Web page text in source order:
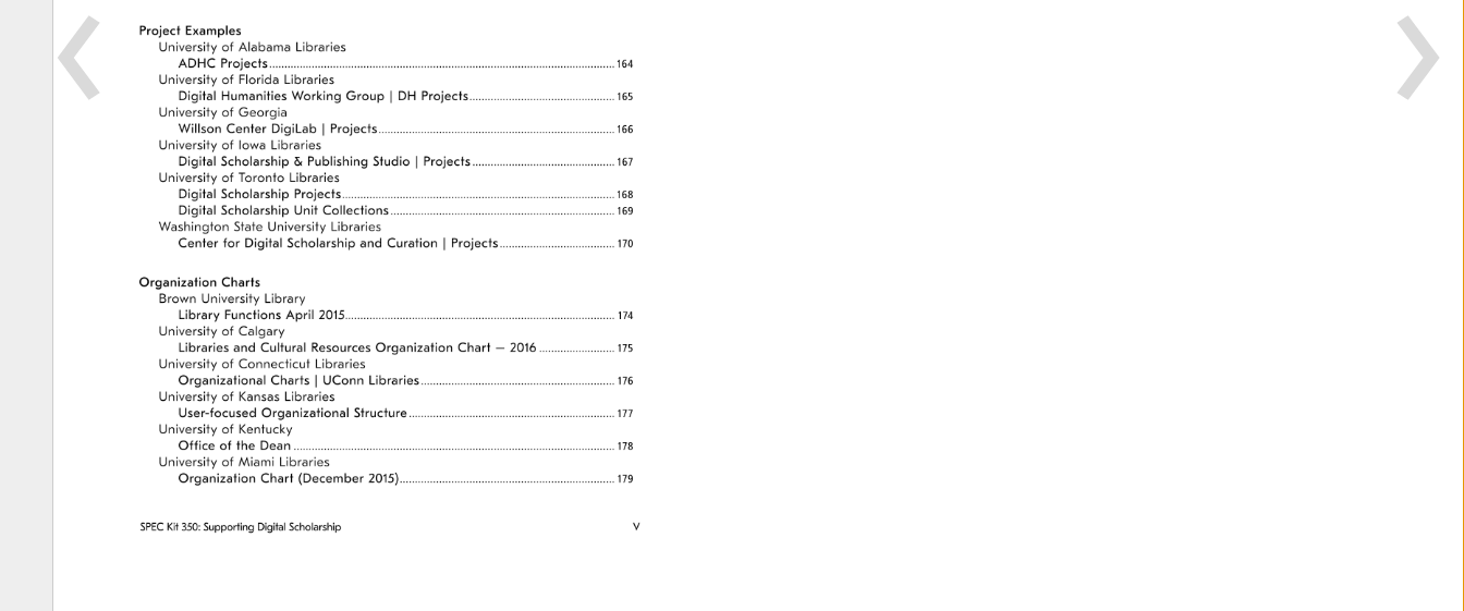
V
SPEC Kit 350: Supporting Digital Scholarship
Project Examples
University of Alabama Libraries
ADHC Projects 164
University of Florida Libraries
Digital Humanities Working Group DH Projects ������������������������������������������������
165
University of Georgia
Willson Center DigiLab Projects ������������������������������������������������������������������������������
166
University of Iowa Libraries
Digital Scholarship Publishing Studio Projects �����������������������������������������������
167
University of Toronto Libraries
Digital Scholarship Projects ������������������������������������������������������������������������������������������
168
Digital Scholarship Unit Collections ��������������������������������������������������������������������������
169
Washington State University Libraries
Center for Digital Scholarship and Curation Projects ��������������������������������������
170
Organization Charts
Brown University Library
Library Functions April 2015 �����������������������������������������������������������������������������������������
174
University of Calgary
Libraries and Cultural Resources Organization Chart – 2016 �������������������������
175
University of Connecticut Libraries
Organizational Charts UConn Libraries ����������������������������������������������������������������
176
University of Kansas Libraries
User-focused Organizational Structure ��������������������������������������������������������������������
177
University of Kentucky
Office of the Dean 178
University of Miami Libraries
Organization Chart (December 2015) �����������������������������������������������������������������������
179